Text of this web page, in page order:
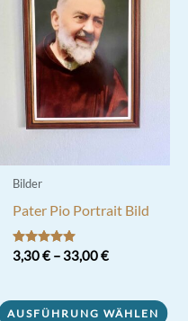
Bilder
Pater Pio Portrait Bild
Bewertet mit
5.00
3,30€– 33,00€
AUSFÜHRUNG WÄHLEN
Produkt